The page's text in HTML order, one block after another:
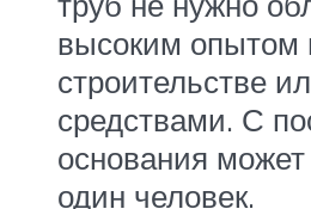
высоким опытом
строительстве
средствами. С
основания
один человек.